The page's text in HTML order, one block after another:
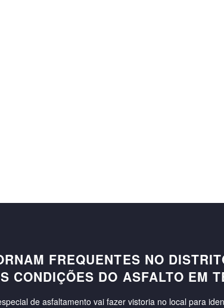
FREQUENTES NO
CONDIÇÕES DO ASFALTO EM
de asfaltamento vai fazer vistoria no local para